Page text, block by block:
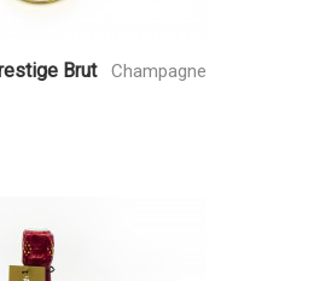
Brut Champagne